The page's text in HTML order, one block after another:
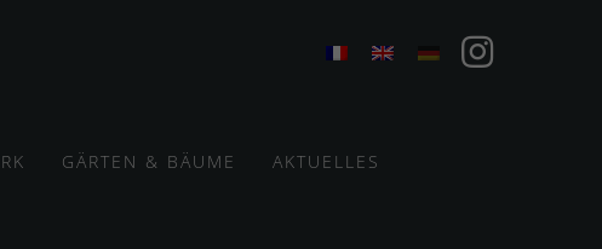
GÄRTEN & BÄUME AKTUELLES